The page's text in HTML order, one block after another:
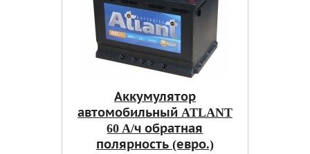
Аккумулятор
автомобильный ATLANT
60 A/ч обратная
полярность (евро.)